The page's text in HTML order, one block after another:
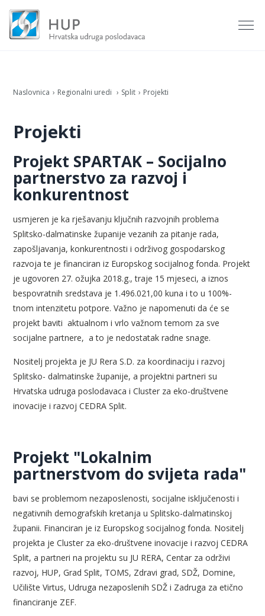
Naslovnica Regionalni uredi Split Projekti
Projekti
Projekt SPARTAK – Socijalno
partnerstvo za razvoj i
konkurentnost
usmjeren je ka rješavanju ključnih razvojnih problema
Splitsko-dalmatinske županije vezanih za pitanje rada,
zapošljavanja, konkurentnosti i održivog gospodarskog
razvoja te je financiran iz Europskog socijalnog fonda. Projekt
je ugovoren 27. ožujka 2018.g., traje 15 mjeseci, a iznos
bespovratnih sredstava je 1.496.021,00 kuna i to u 100%-
tnom intenzitetu potpore. Važno je napomenuti da će se
projekt baviti aktualnom i vrlo važnom temom za sve
socijalne partnere, a to je nedostatak radne snage.
Nositelj projekta je JU Rera S.D. za koordinaciju i razvoj
Splitsko- dalmatinske županije, a projektni partneri su
Hrvatska udruga poslodavaca i Cluster za eko-društvene
inovacije i razvoj CEDRA Split.
Projekt "Lokalnim
partnerstvom do svijeta rada"
bavi se problemom nezaposlenosti, socijalne isključenosti i
negativnih demografskih kretanja u Splitsko-dalmatinskoj
županii. Financiran je iz Europskog socijalnog fonda. Nositelj
projekta je Cluster za eko-društvene inovacije i razvoj CEDRA
Split, a partneri na projektu su JU RERA, Centar za održivi
razvoj, HUP, Grad Split, TOMS, Zdravi grad, SDŽ, Domine,
Učilište Virtus, Udruga nezaposlenih SDŽ i Zadruga za etično
financiranje ZEF.